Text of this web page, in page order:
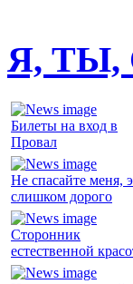
Я, ТЫ,
Билеты на вход в
Провал
Не спасайте меня,
слишком дорого
Сторонник
естественной